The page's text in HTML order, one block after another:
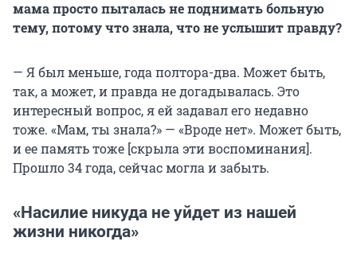
мама просто пыталась не поднимать больную
тему, потому что знала, что не услышит правду?
— Я был меньше, года полтора-два. Может быть,
так, а может, и правда не догадывалась. Это
интересный вопрос, я ей задавал его недавно
тоже. «Мам, ты знала?» — «Вроде нет». Может быть,
и ее память тоже [скрыла эти воспоминания].
Прошло 34 года, сейчас могла и забыть.
«Насилие никуда не уйдет из нашей
жизни никогда»